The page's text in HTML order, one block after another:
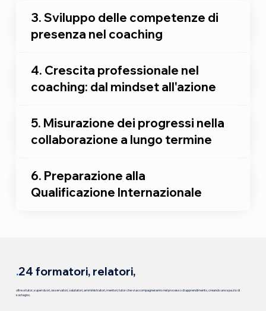
3. Sviluppo delle competenze di
presenza nel coaching
4. Crescita professionale nel
coaching: dal mindset all'azione
5. Misurazione dei progressi nella
collaborazione a lungo termine
6. Preparazione alla
Qualificazione Internazionale
.24 formatori, relatori,
oltre a tutor, supervisori, osservatori, valutatori, amministratori, mentori, tutor che vi accompagneranno nel processo di apprendimento, creando uno spazio di
sostegno.